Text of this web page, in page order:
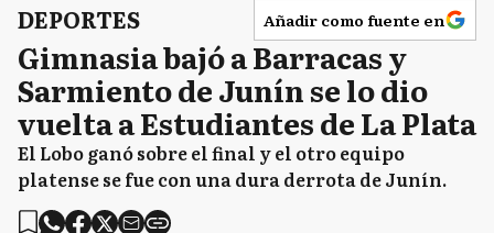
DEPORTES Añadir como fuente en
Gimnasia bajó a Barracas y
Sarmiento de Junín se lo dio
vuelta a Estudiantes de La Plata
El Lobo ganó sobre el final y el otro equipo
platense se fue con una dura derrota de Junín.